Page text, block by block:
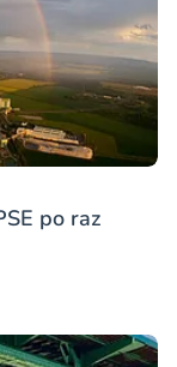
po raz